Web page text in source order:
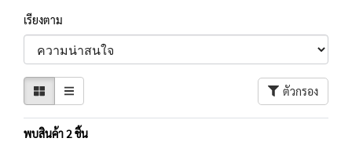
เรียงตาม
ตัวกรอง
พบสินค้า 2 ชิ้น